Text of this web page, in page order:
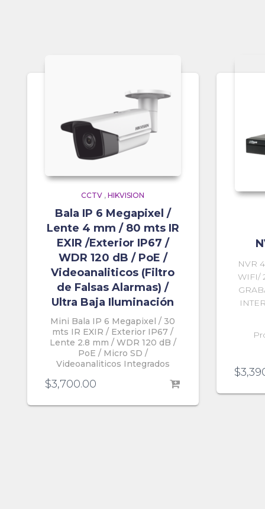
CCTV ,HIKVISION
Bala IP 6 Megapixel /
Lente 4 mm / 80 mts IR
EXIR /Exterior IP67 /
WDR 120 dB / PoE /
Videoanaliticos (Filtro
de Falsas Alarmas) /
Ultra Baja Iluminación
Mini Bala IP 6 Megapixel / 30
mts IR EXIR / Exterior IP67 /
Lente 2.8 mm / WDR 120 dB /
PoE / Micro SD /
Videoanaliticos Integrados
$3,700.00
NVR
WIFI/
$